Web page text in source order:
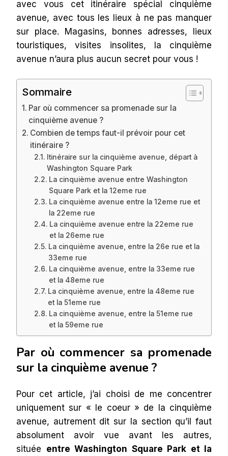
avec vous cet itinéraire spécial cinquième
avenue, avec tous les lieux à ne pas manquer
sur place. Magasins, bonnes adresses, lieux
touristiques, visites insolites, la cinquième
avenue n’aura plus aucun secret pour vous !
Sommaire
Par où commencer sa promenade sur la
cinquième avenue ?
Combien de temps faut-il prévoir pour cet
itinéraire ?
Itinéraire sur la cinquième avenue, départ à
Washington Square Park
La cinquième avenue entre Washington
Square Park et la 12eme rue
La cinquième avenue entre la 12eme rue et
la 22eme rue
La cinquième avenue entre la 22eme rue
et la 26eme rue
La cinquième avenue, entre la 26e rue et la
33eme rue
La cinquième avenue, entre la 33eme rue
et la 48eme rue
La cinquième avenue, entre la 48eme rue
et la 51eme rue
La cinquième avenue, entre la 51eme rue
et la 59eme rue
Par où commencer sa promenade
sur la cinquième avenue ?
Pour cet article, j’ai choisi de me concentrer
uniquement sur « le coeur » de la cinquième
avenue, autrement dit sur la section qu’il faut
absolument avoir vue avant les autres,
située entre Washington Square Park et la